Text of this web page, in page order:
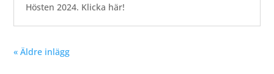
Hösten 2024. Klicka här!
« Äldre inlägg